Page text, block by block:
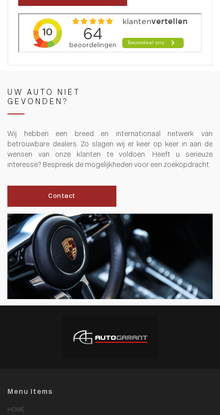
UW AUTO NIET
GEVONDEN?
Wij hebben een breed en internationaal netwerk van
betrouwbare dealers. Zo slagen wij er keer op keer in aan de
wensen van onze klanten te voldoen. Heeft u serieuze
interesse? Bespreek de mogelijkheden voor een zoekopdracht.
Contact
Menu Items
HOME